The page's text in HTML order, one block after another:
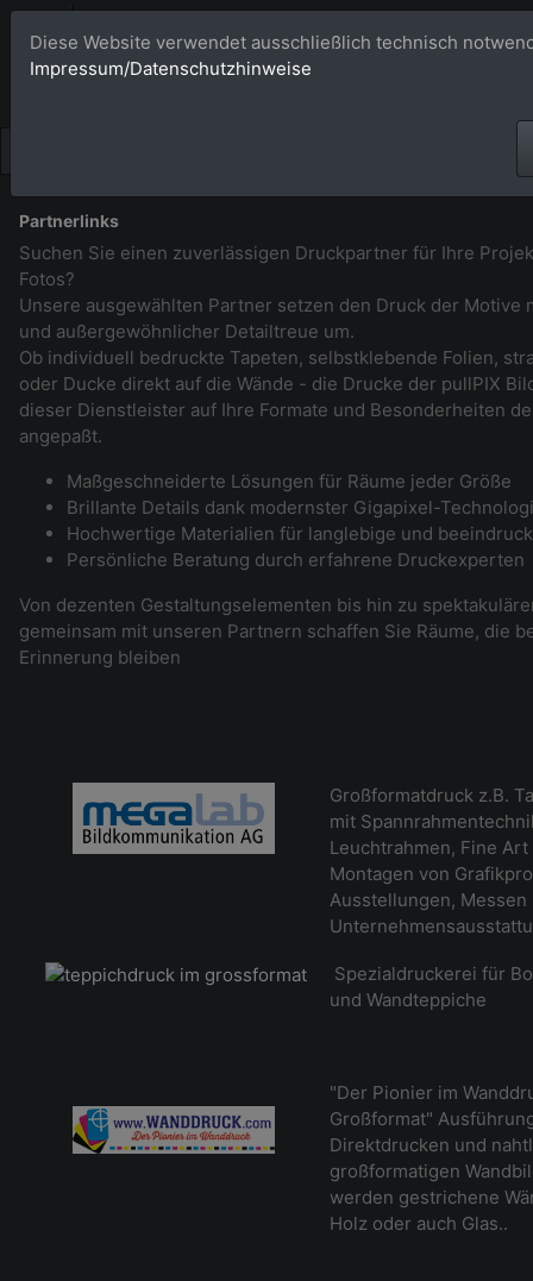
Bildagentur
Partnerlinks
Suchen Sie einen zuverlässigen Druckpartner für Ihre
Fotos?
Unsere ausgewählten Partner setzen den Druck der Motive
und außergewöhnlicher Detailtreue um.
Ob individuell bedruckte Tapeten, selbstklebende Folien,
oder Ducke direkt auf die Wände - die Drucke der pullPIX
dieser Dienstleister auf Ihre Formate und Besonderheiten
angepaßt.
Maßgeschneiderte Lösungen für Räume jeder Größe
Brillante Details dank modernster Gigapixel-
Hochwertige Materialien für langlebige und
Persönliche Beratung durch erfahrene Druckexperten
Von dezenten Gestaltungselementen bis hin zu
gemeinsam mit unseren Partnern schaffen Sie Räume, die
Erinnerung bleiben
Großformatdruck z.B.
mit
Leuchtrahmen, Fine
Montagen von
Ausstellungen, Messen
Spezialdruckerei für
und Wandteppiche
"Der Pionier im
Großformat"
Direktdrucken und
großformatigen
werden gestrichene
Holz oder auch Glas..
Diese Website verwendet ausschließlich technisch
Impressum/Datenschutzhinweise